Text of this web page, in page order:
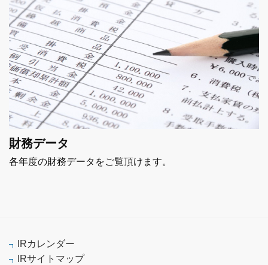
財務データ
各年度の財務データをご覧頂けます。
IRカレンダー
IRサイトマップ